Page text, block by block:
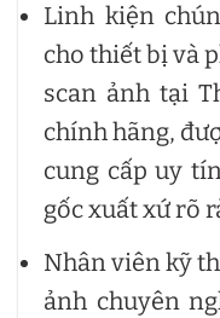
Linh kiện
cho thiết bị và
scan ảnh tại
chính hãng,
cung cấp uy
gốc xuất xứ rõ
Nhân viên kỹ
ảnh chuyên